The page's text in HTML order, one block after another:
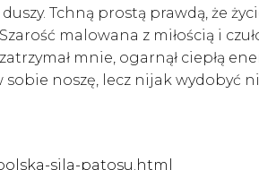
Tchną prostą prawdą, że
malowana z miłością i
mnie, ogarnął ciepłą
noszę, lecz nijak wydobyć
sila-patosu.html